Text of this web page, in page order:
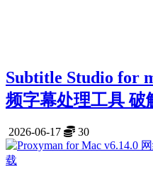
Subtitle Studio for
频字幕处理工具 破
2026-06-17 30